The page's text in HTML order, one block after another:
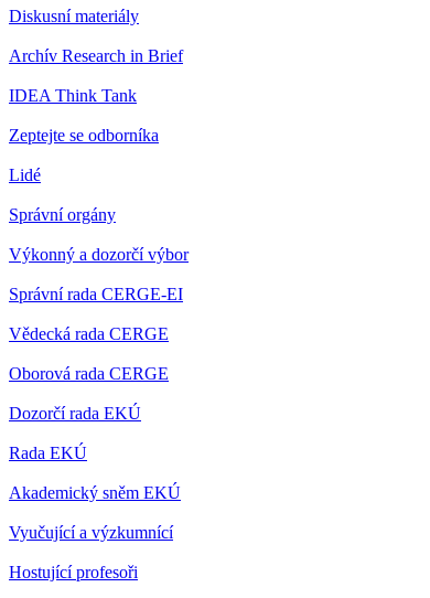
Diskusní materiály
Archív Research in Brief
IDEA Think Tank
Zeptejte se odborníka
Lidé
Správní orgány
Výkonný a dozorčí výbor
Správní rada CERGE-EI
Vědecká rada CERGE
Oborová rada CERGE
Dozorčí rada EKÚ
Rada EKÚ
Akademický sněm EKÚ
Vyučující a výzkumnící
Hostující profesoři